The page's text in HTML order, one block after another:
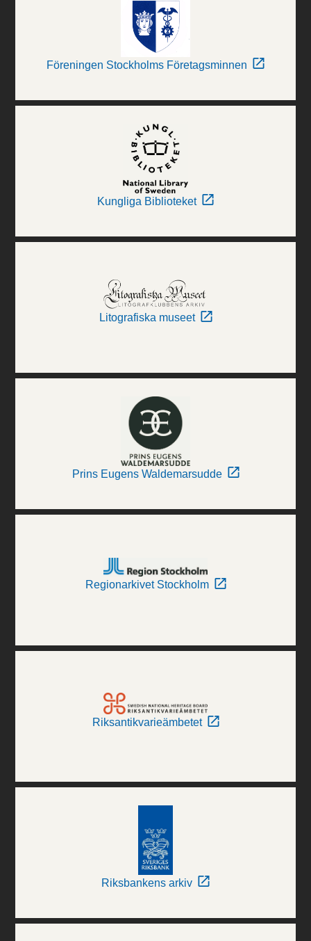
Föreningen Stockholms Företagsminnen
Kungliga Biblioteket
Litografiska museet
Prins Eugens Waldemarsudde
Regionarkivet Stockholm
Riksantikvarieämbetet
Riksbankens arkiv